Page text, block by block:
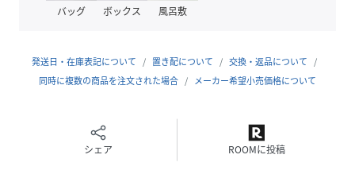
裏地：なし
コットン100%
流行りすたりを気にせずに穿ける一本！程よい太さなのでク
ラシックなスタイルにもピッタリです。ロールアップしても
バッグ ボックス 風呂敷
発送日・在庫表記について 置き配について
交換・返品について
同時に複数の商品を注文された場合
メーカー希望小売価格について
シェア ROOMに投稿